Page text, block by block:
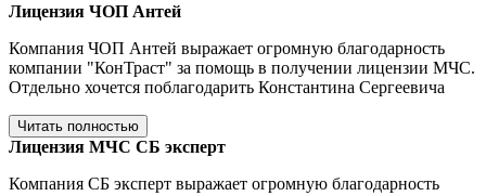
Лицензия ЧОП Антей
Компания ЧОП Антей выражает огромную благодарность
компании "КонТраст" за помощь в получении лицензии МЧС.
Отдельно хочется поблагодарить Константина Сергеевича
Читать полностью
Лицензия МЧС СБ эксперт
Компания СБ эксперт выражает огромную благодарность